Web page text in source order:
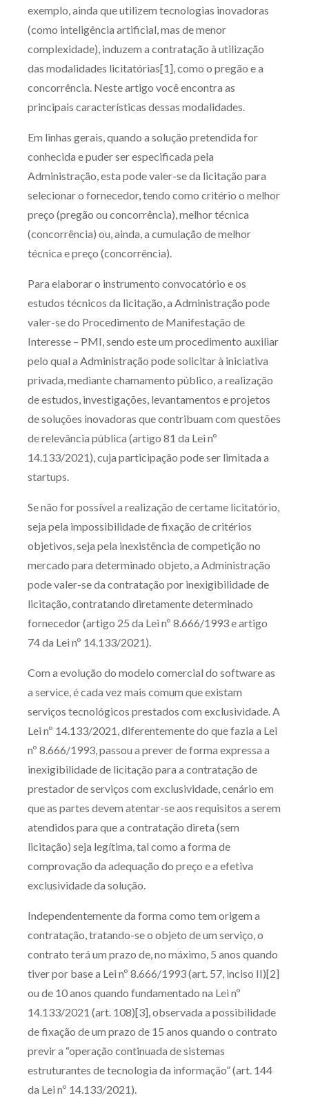
exemplo, ainda que utilizem tecnologias inovadoras
(como inteligência artificial, mas de menor
complexidade), induzem a contratação à utilização
das modalidades licitatórias[1], como o pregão e a
concorrência. Neste artigo você encontra as
principais características dessas modalidades.
Em linhas gerais, quando a solução pretendida for
conhecida e puder ser especificada pela
Administração, esta pode valer-se da licitação para
selecionar o fornecedor, tendo como critério o melhor
preço (pregão ou concorrência), melhor técnica
(concorrência) ou, ainda, a cumulação de melhor
técnica e preço (concorrência).
Para elaborar o instrumento convocatório e os
estudos técnicos da licitação, a Administração pode
valer-se do Procedimento de Manifestação de
Interesse – PMI, sendo este um procedimento auxiliar
pelo qual a Administração pode solicitar à iniciativa
privada, mediante chamamento público, a realização
de estudos, investigações, levantamentos e projetos
de soluções inovadoras que contribuam com questões
de relevância pública (artigo 81 da Lei nº
14.133/2021), cuja participação pode ser limitada a
startups.
Se não for possível a realização de certame licitatório,
seja pela impossibilidade de fixação de critérios
objetivos, seja pela inexistência de competição no
mercado para determinado objeto, a Administração
pode valer-se da contratação por inexigibilidade de
licitação, contratando diretamente determinado
fornecedor (artigo 25 da Lei nº 8.666/1993 e artigo
74 da Lei nº 14.133/2021).
Com a evolução do modelo comercial do software as
a service, é cada vez mais comum que existam
serviços tecnológicos prestados com exclusividade. A
Lei nº 14.133/2021, diferentemente do que fazia a Lei
nº 8.666/1993, passou a prever de forma expressa a
inexigibilidade de licitação para a contratação de
prestador de serviços com exclusividade, cenário em
que as partes devem atentar-se aos requisitos a serem
atendidos para que a contratação direta (sem
licitação) seja legítima, tal como a forma de
comprovação da adequação do preço e a efetiva
exclusividade da solução.
Independentemente da forma como tem origem a
contratação, tratando-se o objeto de um serviço, o
contrato terá um prazo de, no máximo, 5 anos quando
tiver por base a Lei nº 8.666/1993 (art. 57, inciso II)[2]
ou de 10 anos quando fundamentado na Lei nº
14.133/2021 (art. 108)[3], observada a possibilidade
de fixação de um prazo de 15 anos quando o contrato
previr a “operação continuada de sistemas
estruturantes de tecnologia da informação” (art. 144
da Lei nº 14.133/2021).